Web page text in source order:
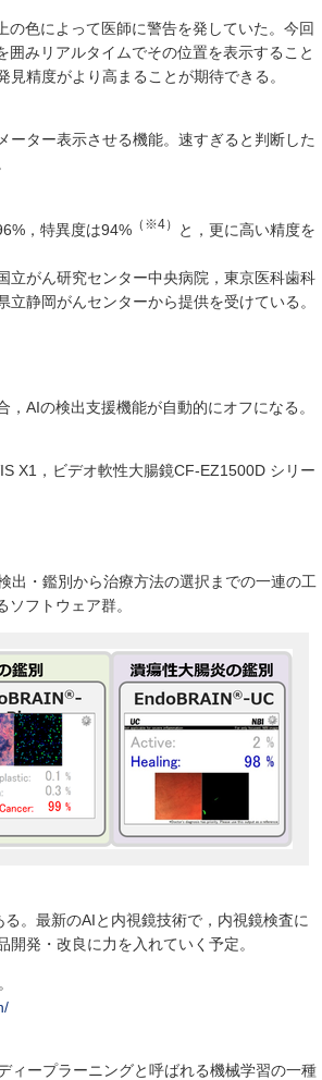
色によって医師に警告を発していた。今回
みリアルタイムでその位置を表示すること
精度がより高まることが期待できる。
ーター表示させる機能。速すぎると判断した
，特異度は94% （※4）
と，更に高い精度を
立がん研究センター中央病院，東京医科歯科
静岡がんセンターから提供を受けている。
，AIの検出支援機能が自動的にオフになる。
X1，ビデオ軟性大腸鏡CF-EZ1500D シリー
出・鑑別から治療方法の選択までの一連の工
フトウェア群。
る。最新のAIと内視鏡技術で，内視鏡検査に
発・改良に力を入れていく予定。
ープラーニングと呼ばれる機械学習の一種